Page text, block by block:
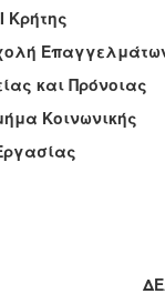
Κρήτης
Εργασίας